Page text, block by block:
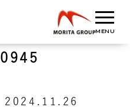
2024.11.26